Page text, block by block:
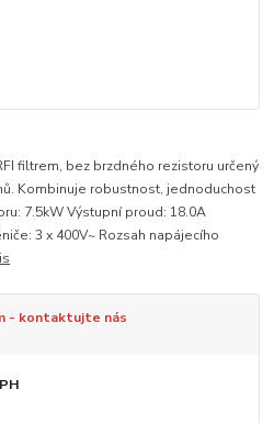
filtrem, bez brzdného rezistoru určený
Kombinuje robustnost, jednoduchost
7.5kW Výstupní proud: 18.0A
3 x 400V~ Rozsah napájecího
- kontaktujte nás